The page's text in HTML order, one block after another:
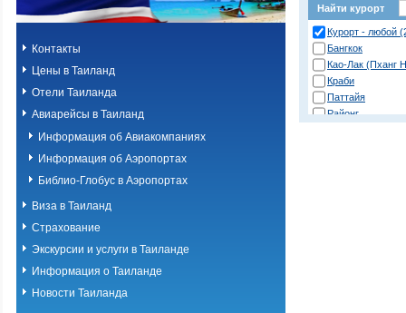
Контакты
Цены в Таиланд
Отели Таиланда
Авиарейсы в Таиланд
Информация об Авиакомпаниях
Информация об Аэропортах
Библио-Глобус в Аэропортах
Виза в Таиланд
Страхование
Экскурсии и услуги в Таиланде
Информация о Таиланде
Новости Таиланда
Найти курорт
Курорт - любой
Бангкок
Као-Лак (Пханг
Краби
Паттайя
Районг